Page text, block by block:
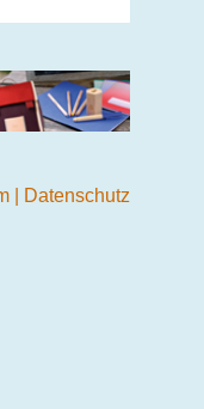
Datenschutz